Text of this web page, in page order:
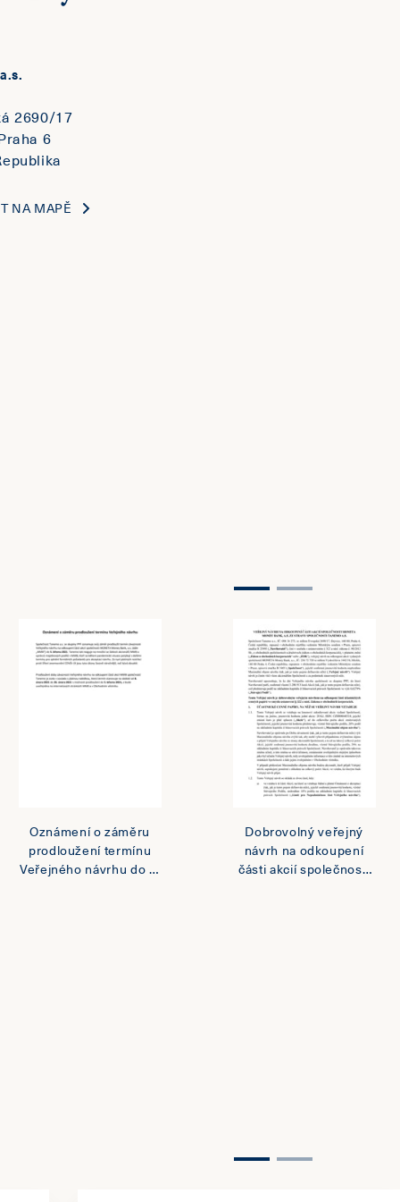
2690/17
6
NA MAPĚ
Oznámení o záměru
prodloužení termínu
Veřejného návrhu do 5.
Dobrovolný veřejný
návrh na odkoupení
části akcií společnosti